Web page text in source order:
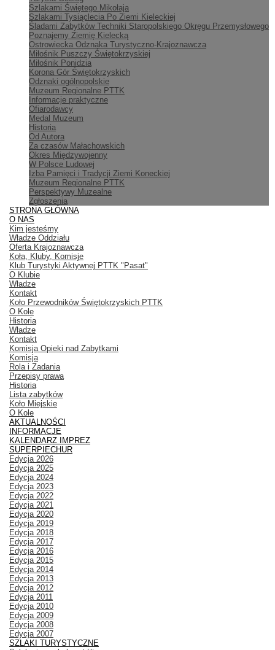
Szlakami Świętego Mikołaja
Szlakami Tysiąclecia Po Ziemi Kieleckiej
Śladami Zabytków Techniki Staropolskiego Okręgu Przemysłowego
Poznajemy Ziemię Kielecką
Ostrowiecka Odznaka Turystyczno-Krajoznawcza
Miłośnik Puszczy Świętokrzyskiej
Miłośnik Ponidzia
Korona Gór Świętokrzyskich
Odznaki ogólnopolskie
Muzeum Regionalne PTTK
Informacje praktyczne
Ofiarodawcy
Medal Muzeum
Historia
Od Autora
Za czasów Małachowskich
Okres Międzywojenny
W Polsce Ludowej
Izba Pamięci i Tradycji Ziemi Koneckiej
Muzeum Regionalne PTTK
Perspektywy Muzealne
Zgłoszenia
STRONA GŁÓWNA
O NAS
Kim jesteśmy
Władze Oddziału
Oferta Krajoznawcza
Koła, Kluby, Komisje
Klub Turystyki Aktywnej PTTK "Pasat"
O Klubie
Władze
Kontakt
Koło Przewodników Świętokrzyskich PTTK
O Kole
Historia
Władze
Kontakt
Komisja Opieki nad Zabytkami
Komisja
Rola i Zadania
Przepisy prawa
Historia
Lista zabytków
Koło Miejskie
O Kole
AKTUALNOŚCI
INFORMACJE
KALENDARZ IMPREZ
SUPERPIECHUR
Edycja 2026
Edycja 2025
Edycja 2024
Edycja 2023
Edycja 2022
Edycja 2021
Edycja 2020
Edycja 2019
Edycja 2018
Edycja 2017
Edycja 2016
Edycja 2015
Edycja 2014
Edycja 2013
Edycja 2012
Edycja 2011
Edycja 2010
Edycja 2009
Edycja 2008
Edycja 2007
SZLAKI TURYSTYCZNE